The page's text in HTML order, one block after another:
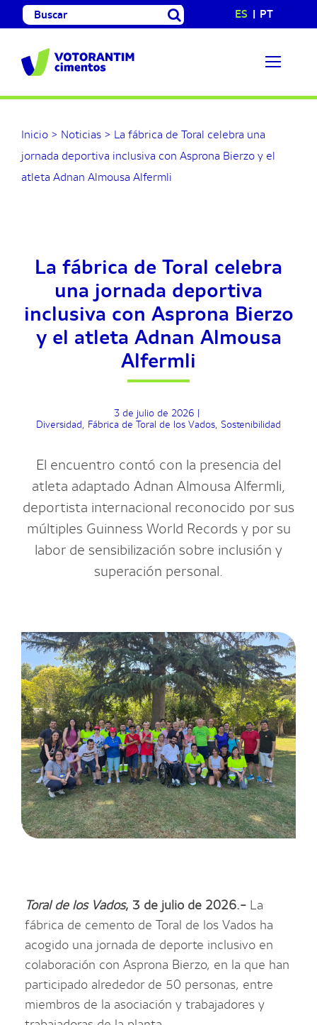
Saltar
al
contenido
Buscar: ES PT
Inicio> Noticias > La fábrica de Toral celebra una
jornada deportiva inclusiva con Asprona Bierzo y el
atleta Adnan Almousa Alfermli
La fábrica de Toral celebra
una jornada deportiva
inclusiva con Asprona Bierzo
y el atleta Adnan Almousa
Alfermli
3 de julio de 2026 |
Diversidad
Fábrica de Toral de los Vados Sostenibilidad
El encuentro contó con la presencia del
atleta adaptado Adnan Almousa Alfermli,
deportista internacional reconocido por sus
múltiples Guinness World Records y por su
labor de sensibilización sobre inclusión y
superación personal.
Toral de los Vados, 3 de julio de 2026.- La
fábrica de cemento de Toral de los Vados ha
acogido una jornada de deporte inclusivo en
colaboración con Asprona Bierzo, en la que han
participado alrededor de 50 personas, entre
miembros de la asociación y trabajadores y